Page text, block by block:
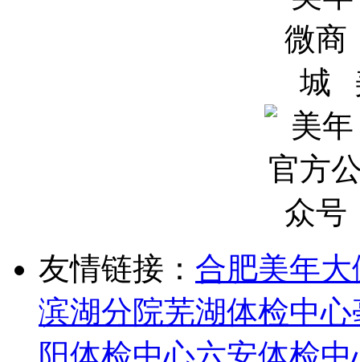
友情链接： 合肥美年
滨湖分院芜湖体检中心